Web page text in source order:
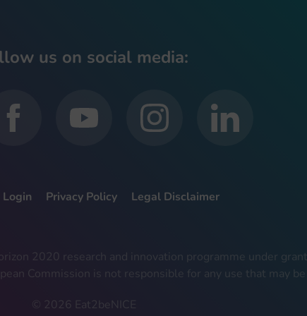
us on social media:
Login Privacy Policy Legal Disclaimer
2020 research and innovation programme under
Commission is not responsible for any use that may
© 2026 Eat2beNICE